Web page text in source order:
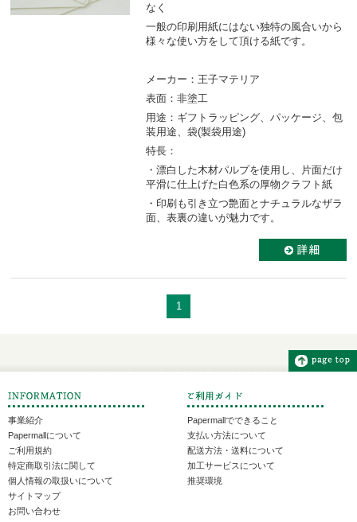
なく
一般の印刷用紙にはない独特の風合いから
様々な使い方をして頂ける紙です。
メーカー：王子マテリア
表面：非塗工
用途：ギフトラッピング、パッケージ、包
装用途、袋(製袋用途)
特長：
・漂白した木材パルプを使用し、片面だけ
平滑に仕上げた白色系の厚物クラフト紙
・印刷も引き立つ艶面とナチュラルなザラ
面、表裏の違いが魅力です。
1
事業紹介
Papermallについて
ご利用規約
特定商取引法に関して
個人情報の取扱いについて
サイトマップ
お問い合わせ
Papermallでできること
支払い方法について
配送方法・送料について
加工サービスについて
推奨環境